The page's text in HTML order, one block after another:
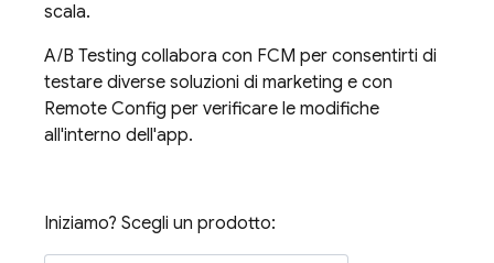
scala.
A/B Testing collabora con FCM per consentirti di
testare diverse soluzioni di marketing e con
Remote Config per verificare le modifiche
all'interno dell'app.
Iniziamo? Scegli un prodotto: